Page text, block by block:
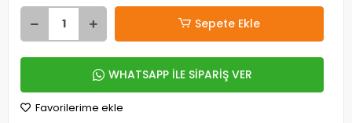
Sepete Ekle
WHATSAPP İLE SİPARİŞ VER
Favorilerime ekle